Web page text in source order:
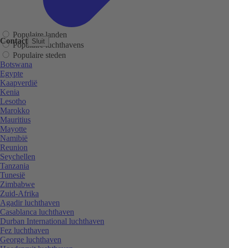
Contact Sluit
Populaire landen
Populaire luchthavens
Populaire steden
Botswana
Egypte
Kaapverdië
Kenia
Lesotho
Marokko
Mauritius
Mayotte
Namibië
Reunion
Seychellen
Tanzania
Tunesië
Zimbabwe
Zuid-Afrika
Agadir luchthaven
Casablanca luchthaven
Durban International luchthaven
Fez luchthaven
George luchthaven